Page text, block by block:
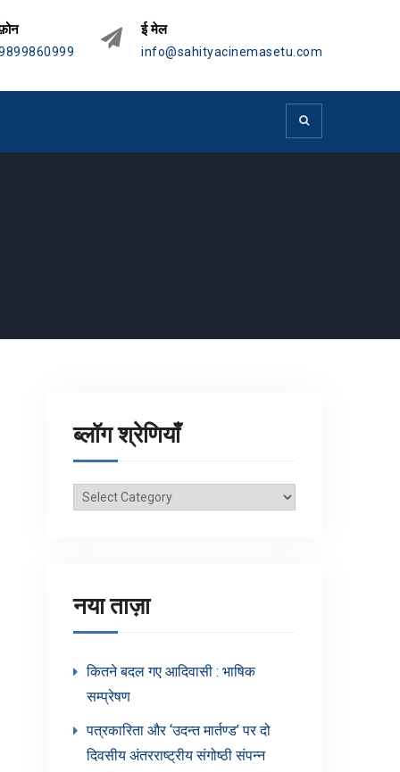
ई मेल
info@sahityacinemasetu.com
ब्लॉग श्रेणियाँ
ब्लॉग
नया ताज़ा
कितने बदल गए आदिवासी : भाषिक
सम्प्रेषण
पत्रकारिता और ‘उदन्त मार्तण्ड’ पर दो
दिवसीय अंतरराष्ट्रीय संगोष्ठी संपन्न